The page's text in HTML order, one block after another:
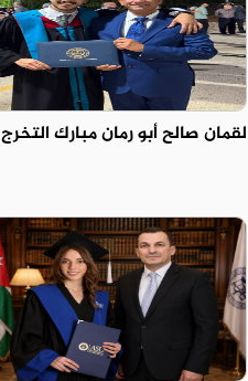
لقمان صالح أبو رمان مبارك التخرج